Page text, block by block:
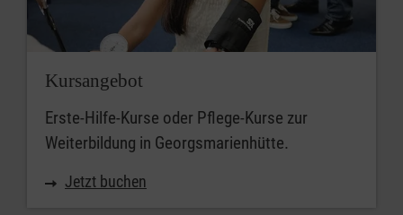
Kursangebot
Erste-Hilfe-Kurse oder Pflege-Kurse zur
Weiterbildung in Georgsmarienhütte.
Jetzt buchen